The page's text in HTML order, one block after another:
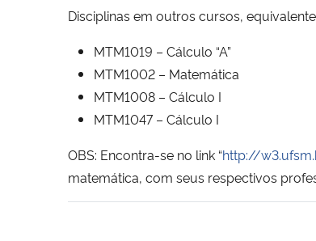
Disciplinas em outros cursos,
MTM1019 – Cálculo “A”
MTM1002 – Matemática
MTM1008 – Cálculo I
MTM1047 – Cálculo I
OBS: Encontra-se no link “http://
matemática, com seus respectivos